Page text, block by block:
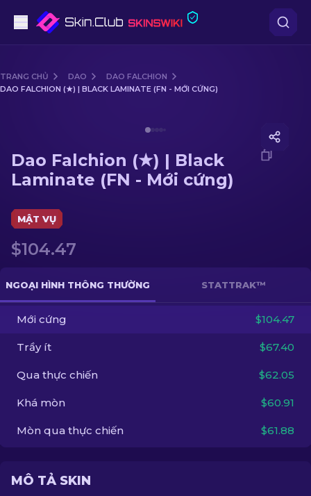
Tầm trung
Súng trường Bắn tỉa
Găng tay
Khác
VI
TRANG CHỦ DAO
DAO FALCHION
DAO FALCHION (★) | BLACK LAMINATE (FN - MỚI CỨNG)
Dao Falchion (★) | Black
Laminate (FN - Mới cứng)
MẬT VỤ
$104.47
NGOẠI HÌNH THÔNG THƯỜNG STATTRAK™
Mới cứng $104.47
Trầy ít $67.40
Qua thực chiến $62.05
Khá mòn $60.91
Mòn qua thực chiến $61.88
MÔ TẢ SKIN